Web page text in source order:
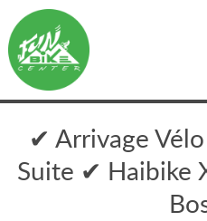
✔ Arrivage
Suite ✔ Haibike